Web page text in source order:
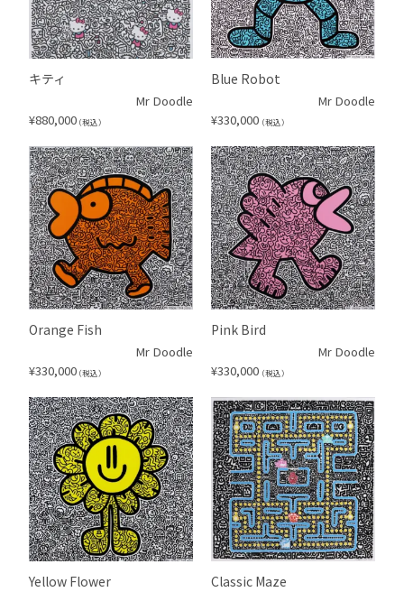
キティ
Mr Doodle
¥880,000 （税込）
Blue Robot
Mr Doodle
¥330,000 （税込）
Orange Fish
Mr Doodle
¥330,000 （税込）
Pink Bird
Mr Doodle
¥330,000 （税込）
Yellow Flower Classic Maze